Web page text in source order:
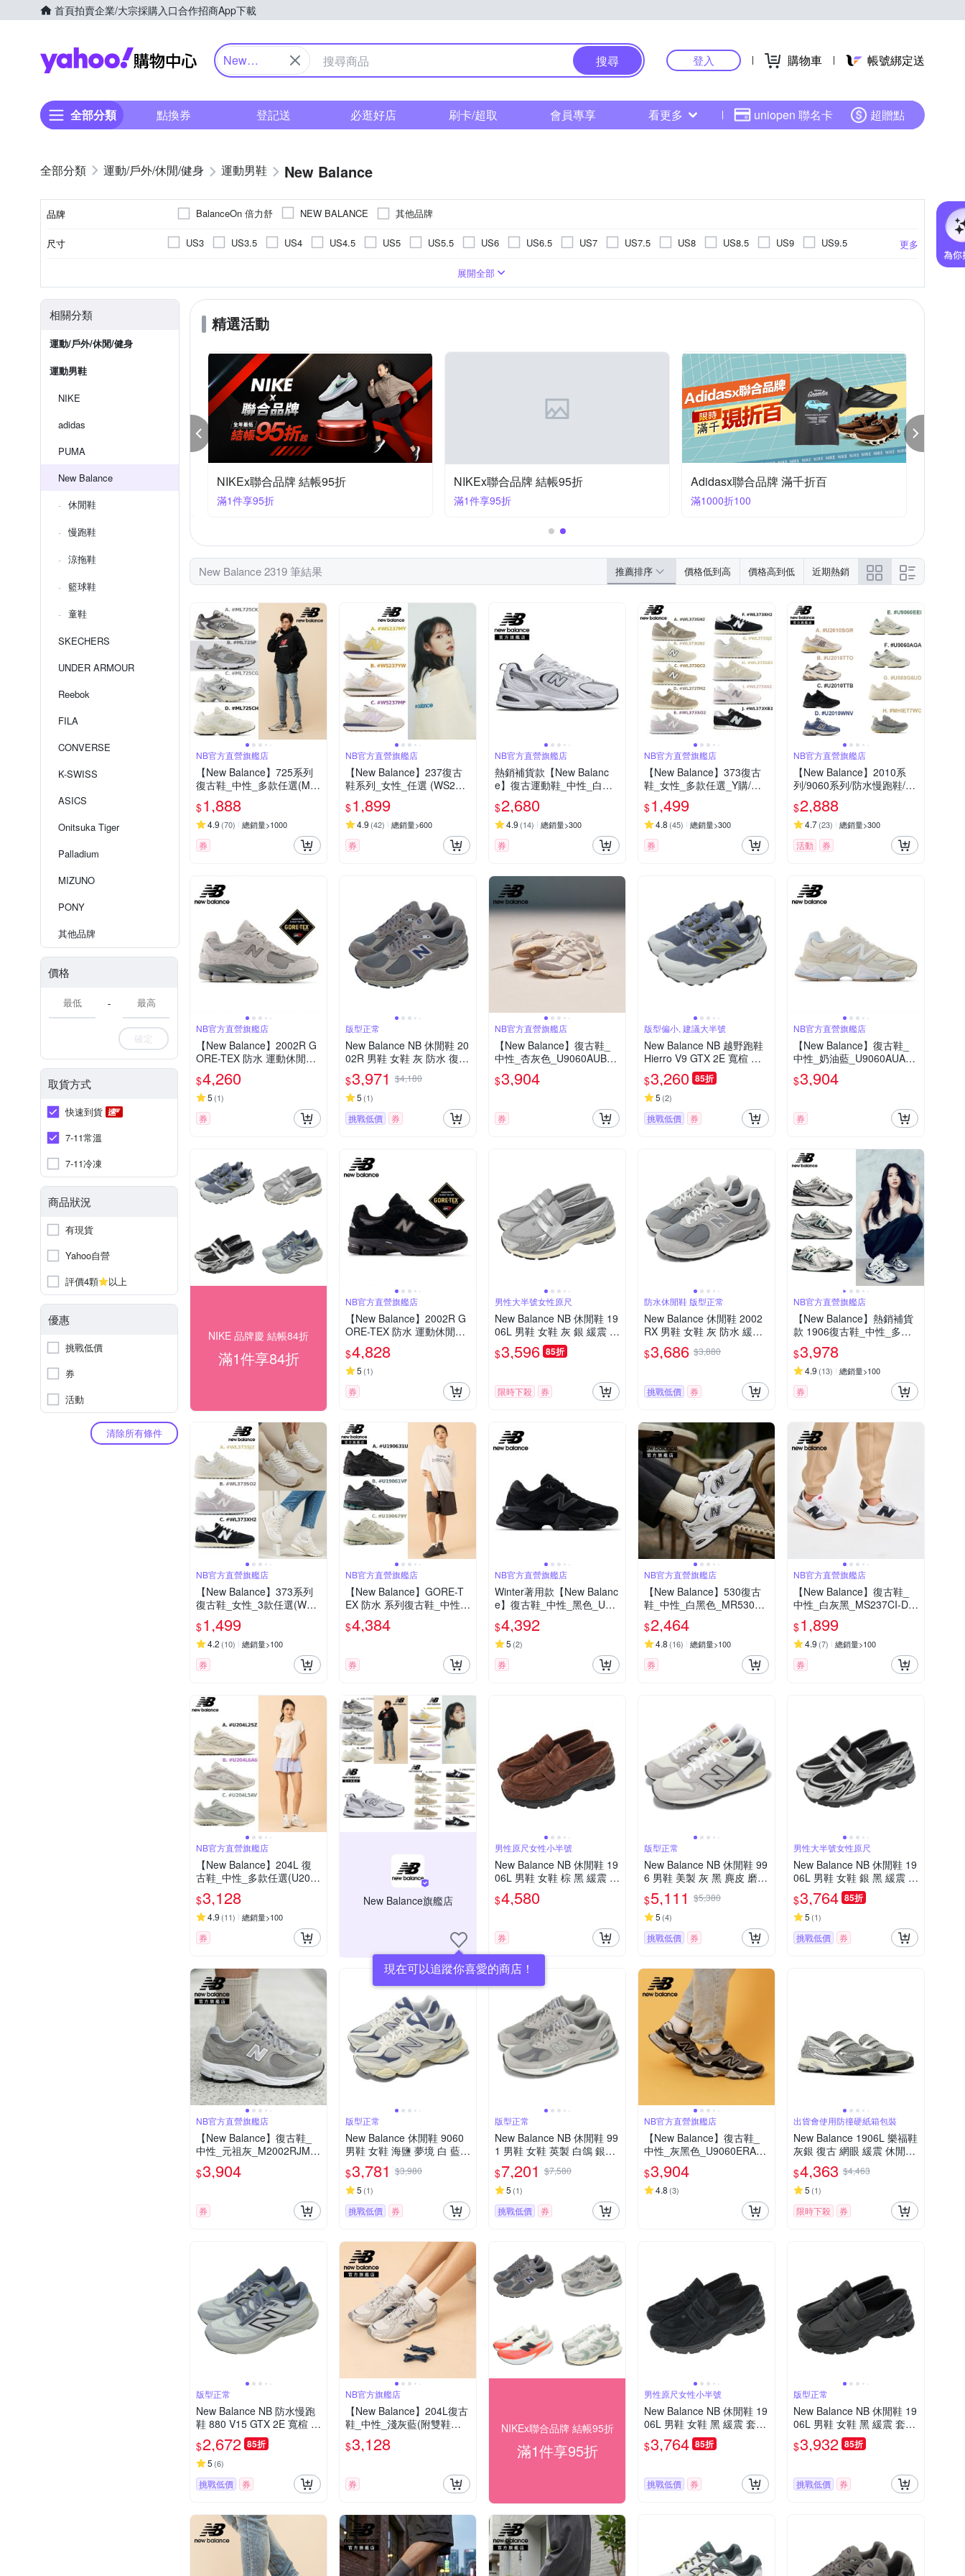
首頁拍賣企業/大宗採購入口合作招商App下載
Yahoo購物中心
New
搜尋 登入 購物車 帳號綁定送
全部分類 點換券 登記送 必逛好店 刷卡/超取 會員專享 看更多 uniopen 聯名卡 超贈點
運動/戶外/休閒/健身 運動男鞋 New Balance
品牌 BalanceOn 倍力舒 NEW BALANCE 其他品牌
尺寸 更多
US3 US3.5 US4 US4.5 US5 US5.5 US6 US6.5 US7 US7.5 US8 US8.5 US9
US9.5
US12.5
EU36
EU37 EU38 EU39 EU40 EU41 EU42 EU43 EU44 EU45 EU46 UK3 UK3.5
UK4
UK4.5
UK5
水陸兩用鞋
14.5cm
24.5cm
25cm
展開全部
相關分類
運動/戶外/休閒/健身
運動男鞋
NIKE
adidas
PUMA
New Balance
休閒鞋
慢跑鞋
涼拖鞋
籃球鞋
童鞋
SKECHERS
UNDER ARMOUR
Reebok
FILA
CONVERSE
K-SWISS
ASICS
Onitsuka Tiger
Palladium
MIZUNO
PONY
其他品牌
價格
-
確定
取貨方式
快速到貨
7-11常溫
7-11冷凍
商品狀況
有現貨
Yahoo自營
評價4顆
以上
優惠
挑戰低價
券
活動
清除所有條件
精選活動
品牌慶 結帳84折 NIKEx聯合品牌 結帳95折
滿1件享95折
NIKEx聯合品牌 結帳95折
滿1件享95折
Adidasx聯合品牌 滿千折百
滿1000折100
New Balance 2319 筆結果 推薦排序 價格低到高 價格高到低 近期熱銷
NB官方直營旗艦店
【New Balance】725系列
復古鞋_中性_多款任選(ML
725CK/ML725P/ML725CG/
ML725CH)(Y購/網路獨家)
$1,888
4.9 (70) 總銷量>1000
券
NB官方直營旗艦店
【New Balance】237復古
鞋系列_女性_任選 (WS237
MY/WS237YW)
$1,899
4.9 (42) 總銷量>600
券
NB官方直營旗艦店
熱銷補貨款【New Balanc
e】復古運動鞋_中性_白銀_
MR530SG-D楦
$2,680
4.9 (14) 總銷量>300
券
NB官方直營旗艦店
【New Balance】373復古
鞋_女性_多款任選_Y購/網
路獨家
$1,499
4.8 (45) 總銷量>300
券
NB官方直營旗艦店
【New Balance】2010系
列/9060系列/防水慢跑鞋/越
野鞋_男女_8款任選
$2,888
4.7(23) 總銷量>300
活動 券
NB官方直營旗艦店
【New Balance】2002R G
ORE-TEX 防水 運動休閒鞋
_中性_灰色_U200227R-D
楦
$4,260
5 (1)
券
版型正常
New Balance NB 休閒鞋 20
02R 男鞋 女鞋 灰 防水 復古
老爹鞋 NB GORE-TEX M20
02RXC-D
$3,971 $4,180
5 (1)
挑戰低價 券
NB官方直營旗艦店
【New Balance】復古鞋_
中性_杏灰色_U9060AUB-D
楦
$3,904
券
版型偏小, 建議大半號
New Balance NB 越野跑鞋
Hierro V9 GTX 2E 寬楦 男
鞋 藍 防水 黃金大底 MHIG1
KM-2E
$3,260 85折
5 (2)
挑戰低價 券
NB官方直營旗艦店
【New Balance】復古鞋_
中性_奶油藍_U9060AUA-D
楦
$3,904
券
NIKE 品牌慶 結帳84折
滿1件享84折
NB官方直營旗艦店
【New Balance】2002R G
ORE-TEX 防水 運動休閒鞋
_中性_黑灰色_U20023MB-
D楦
$4,828
5 (1)
券
男性大半號女性原尺
New Balance NB 休閒鞋 19
06L 男鞋 女鞋 灰 銀 緩震 套
入式 無鞋帶 樂福鞋 紐巴倫
U1906LAE-D
$3,596 85折
限時下殺 券
防水休閒鞋 版型正常
New Balance 休閒鞋 2002
RX 男鞋 女鞋 灰 防水 緩震
麂皮 復古 千禧跑鞋 NB 情
侶鞋 M2002RXJ-D
$3,686 $3,880
挑戰低價 券
NB官方直營旗艦店
【New Balance】熱銷補貨
款 1906復古鞋_中性_多款
任選(M1906RER/M1906RE
U)_IU著用款
$3,978
4.9 (13) 總銷量>100
券
NB官方直營旗艦店
【New Balance】373系列
復古鞋_女性_3款任選(WL3
73SJ2/WL373SO2/WL373
XH2)(Y購/網路獨家款)
$1,499
4.2 (10) 總銷量>100
券
NB官方直營旗艦店
【New Balance】GORE-T
EX 防水 系列復古鞋_中性_
3款任選(U190631U/U1906
1VF/U190679Y)
$4,384
券
NB官方直營旗艦店
Winter著用款【New Balanc
e】復古鞋_中性_黑色_U90
60ZGE-D楦
$4,392
5 (2)
券
NB官方直營旗艦店
【New Balance】530復古
鞋_中性_白黑色_MR530E
WB-D
$2,464
4.8 (16) 總銷量>100
券
NB官方直營旗艦店
【New Balance】復古鞋_
中性_白灰黑_MS237CI-D楦
(網路獨家款)
$1,899
4.9 (7) 總銷量>100
券
NB官方直營旗艦店
【New Balance】204L 復
古鞋_中性_多款任選(U204
L2SZ/6A6/5AV/8OV/3K9/7A
M/273)
$3,128
4.9 (11) 總銷量>100
券
New Balance旗艦店
現在可以追蹤你喜愛的商店！
男性原尺女性小半號
New Balance NB 休閒鞋 19
06L 男鞋 女鞋 棕 黑 緩震 套
入式 無鞋帶 樂福鞋 紐巴倫
U1906LNS-D
$4,580
券
版型正常
New Balance NB 休閒鞋 99
6 男鞋 美製 灰 黑 麂皮 磨砂
革 拼接 復古 NB U996TG-D
$5,111 $5,380
5 (4)
挑戰低價 券
男性大半號女性原尺
New Balance NB 休閒鞋 19
06L 男鞋 女鞋 銀 黑 緩震 套
入式 無鞋帶 樂福鞋 紐巴倫
U1906LOC-D
$3,764 85折
5 (1)
挑戰低價 券
NB官方直營旗艦店
【New Balance】復古鞋_
中性_元祖灰_M2002RJM-D
楦
$3,904
券
版型正常
New Balance 休閒鞋 9060
男鞋 女鞋 海鹽 夢境 白 藍
復古 緩震 NB U9060AGB-D
$3,781 $3,980
5 (1)
挑戰低價 券
版型正常
New Balance NB 休閒鞋 99
1 男鞋 女鞋 英製 白鴿 銀灰
復古 NB U991GL2-D
$7,201 $7,580
5 (1)
挑戰低價 券
NB官方直營旗艦店
【New Balance】復古鞋_
中性_灰黑色_U9060ERA-D
楦
$3,904
4.8 (3)
出貨會使用防撞硬紙箱包裝
New Balance 1906L 樂福鞋
灰銀 復古 網眼 緩震 休閒鞋
運動鞋 男女鞋 U1906LAE
$4,363 $4,463
5 (1)
限時下殺 券
版型正常
New Balance NB 防水慢跑
鞋 880 V15 GTX 2E 寬楦 男
鞋 灰 緩震 運動鞋 M880G6
FO-2E
$2,672 85折
5 (6)
挑戰低價 券
NB官方旗艦店
【New Balance】204L復古
鞋_中性_淺灰藍(附雙鞋帶)_
U204L4HH-D楦
$3,128
券
NIKEx聯合品牌 結帳95折
滿1件享95折
男性原尺女性小半號
New Balance NB 休閒鞋 19
06L 男鞋 女鞋 黑 緩震 套入
式 無鞋帶 樂福鞋 紐巴倫 U1
906LNT-D
$3,764 85折
挑戰低價 券
版型正常
New Balance NB 休閒鞋 19
06L 男鞋 女鞋 黑 緩震 套入
式 無鞋帶 樂福鞋 紐巴倫 U1
906LBN-D
$3,932 85折
挑戰低價 券